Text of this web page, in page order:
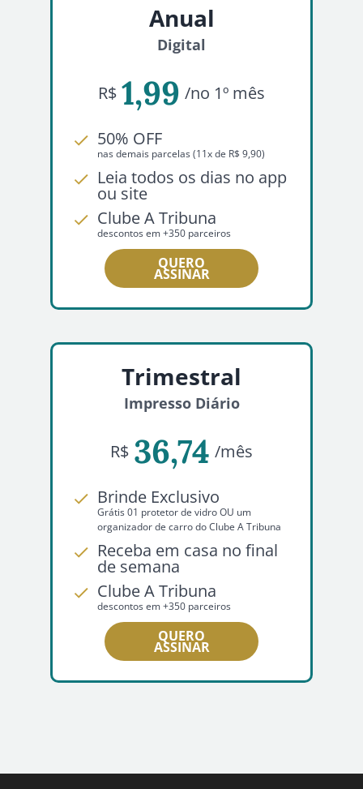
Anual
Digital
R$ 1,99 /no 1º mês
50% OFF
nas demais parcelas (11x de R$ 9,90)
Leia todos os dias no app
ou site
Clube A Tribuna
descontos em +350 parceiros
QUERO
ASSINAR
Trimestral
Impresso Diário
R$ 36,74 /mês
Brinde Exclusivo
Grátis 01 protetor de vidro OU um
organizador de carro do Clube A Tribuna
Receba em casa no final
de semana
Clube A Tribuna
descontos em +350 parceiros
QUERO
ASSINAR